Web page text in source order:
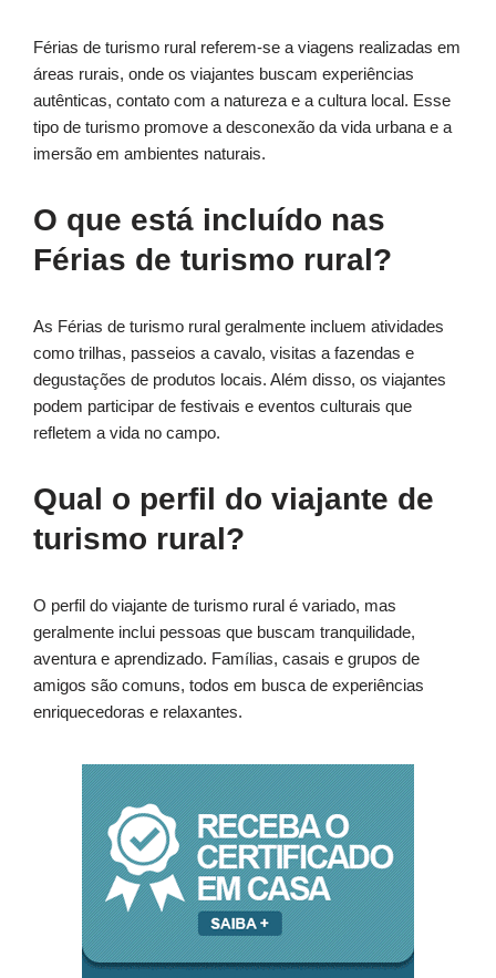
Férias de turismo rural referem-se a viagens realizadas em
áreas rurais, onde os viajantes buscam experiências
autênticas, contato com a natureza e a cultura local. Esse
tipo de turismo promove a desconexão da vida urbana e a
imersão em ambientes naturais.
O que está incluído nas
Férias de turismo rural?
As Férias de turismo rural geralmente incluem atividades
como trilhas, passeios a cavalo, visitas a fazendas e
degustações de produtos locais. Além disso, os viajantes
podem participar de festivais e eventos culturais que
refletem a vida no campo.
Qual o perfil do viajante de
turismo rural?
O perfil do viajante de turismo rural é variado, mas
geralmente inclui pessoas que buscam tranquilidade,
aventura e aprendizado. Famílias, casais e grupos de
amigos são comuns, todos em busca de experiências
enriquecedoras e relaxantes.